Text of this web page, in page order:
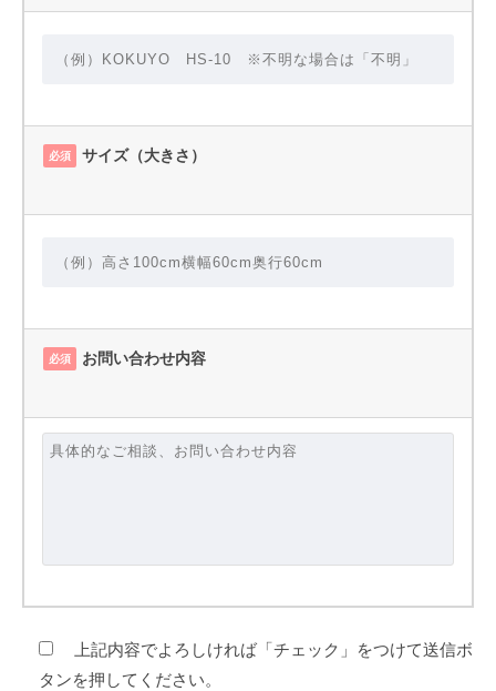
必須 サイズ（大きさ）
必須 お問い合わせ内容
上記内容でよろしければ「チェック」をつけて送信ボ
タンを押してください。